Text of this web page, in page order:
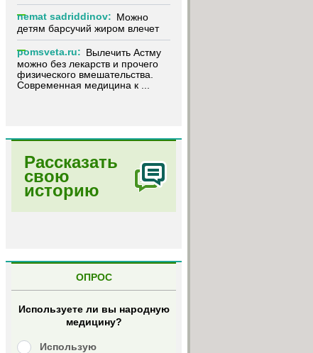
nemat sadriddinov: Можно
детям барсучий жиром влечет
pomsveta.ru: Вылечить Астму
можно без лекарств и прочего
физического вмешательства.
Современная медицина к ...
Рассказать
свою
историю
ОПРОС
Используете ли вы народную
медицину?
Использую